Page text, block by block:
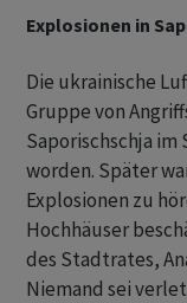
Explosionen in
Die ukrainische
Gruppe von
Saporischschja
worden. Später
Explosionen zu
Hochhäuser
des Stadtrates,
Niemand sei